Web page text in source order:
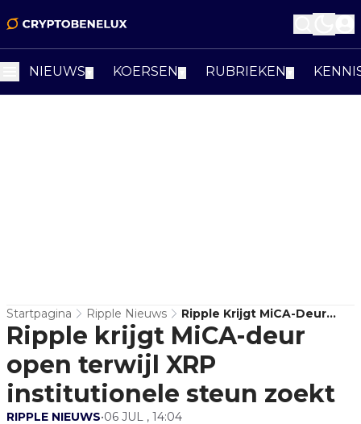
NIEUWS KOERSEN RUBRIEKEN
Startpagina Ripple Nieuws
Ripple Krijgt MiCA-Deur
Open Terwijl XRP
Institutionele Steun Zoekt
Ripple krijgt MiCA-deur
open terwijl XRP
institutionele steun zoekt
RIPPLE NIEUWS•06 JUL , 14:04